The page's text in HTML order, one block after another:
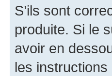
S’ils sont
produite. Si le
avoir en
les